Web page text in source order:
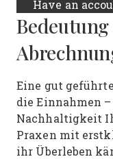
Have an
Eine gut
die Einnahmen
Nachhaltigkeit
Praxen mit
ihr Überleben